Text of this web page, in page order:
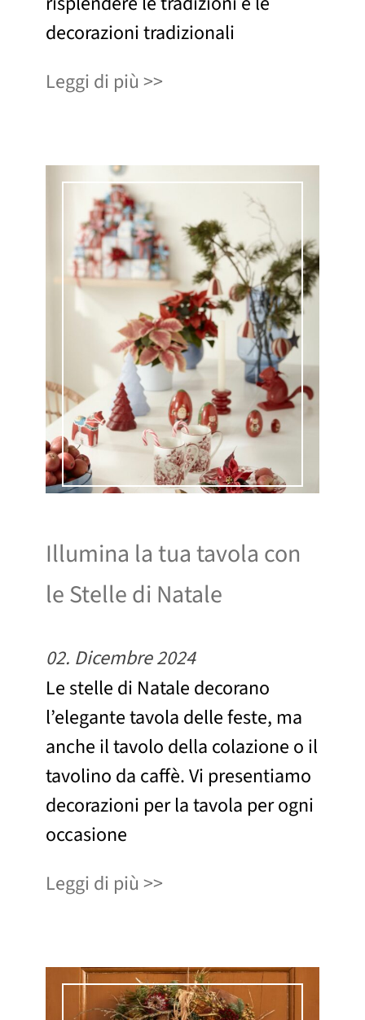
decorazioni tradizionali
Leggi di più
Illumina la tua tavola con
le Stelle di Natale
02. Dicembre 2024
Le stelle di Natale decorano
l’elegante tavola delle feste, ma
anche il tavolo della colazione o il
tavolino da caffè. Vi presentiamo
decorazioni per la tavola per ogni
occasione
Leggi di più